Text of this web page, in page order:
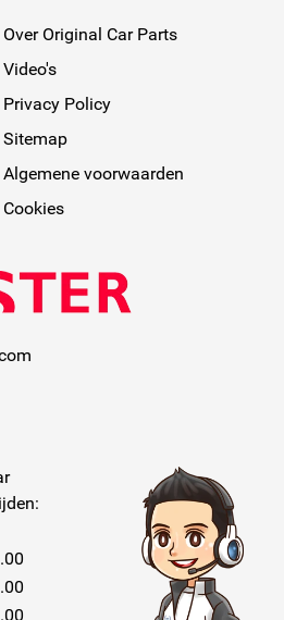
Over Original Car Parts
Video's
Privacy Policy
Sitemap
Algemene voorwaarden
Cookies